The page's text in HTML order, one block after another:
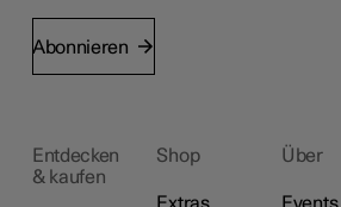
Abonnieren
Entdecken
& kaufen
Shop Über